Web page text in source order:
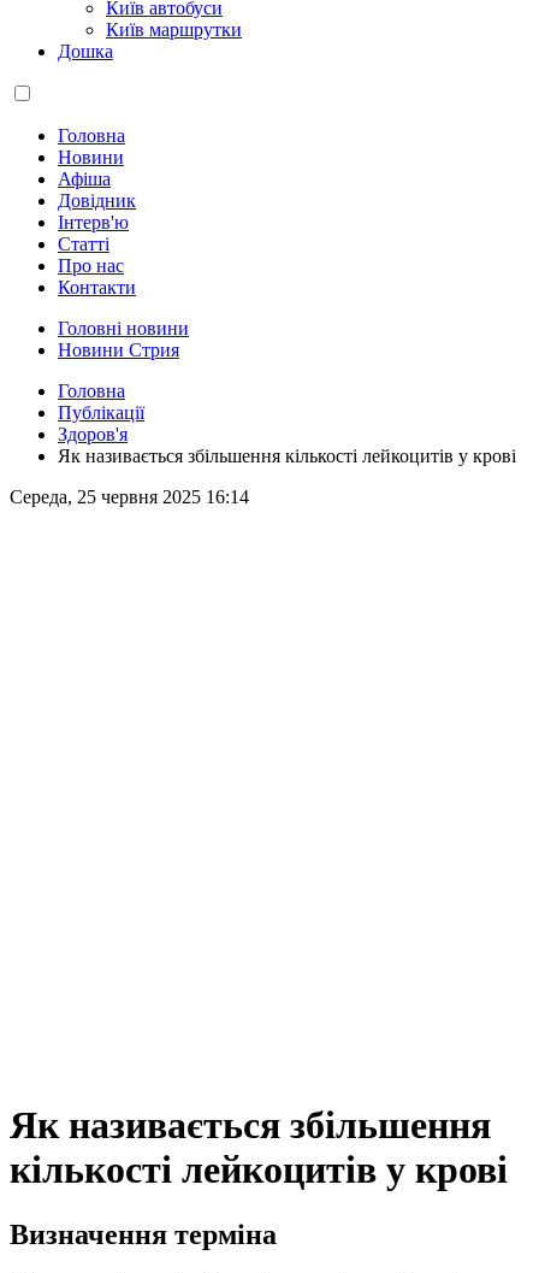
Київ автобуси
Київ маршрутки
Дошка
Головна
Новини
Афіша
Довідник
Інтерв'ю
Статті
Про нас
Контакти
Головні новини
Новини Стрия
Головна
Публікації
Здоров'я
Як називається збільшення кількості лейкоцитів у крові
Середа, 25 червня 2025 16:14
Як називається збільшення
кількості лейкоцитів у крові
Визначення терміна